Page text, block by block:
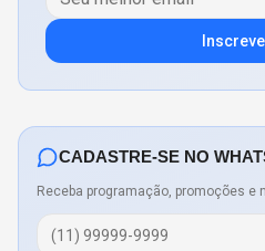
CADASTRE-SE NO
Receba programação, promoções